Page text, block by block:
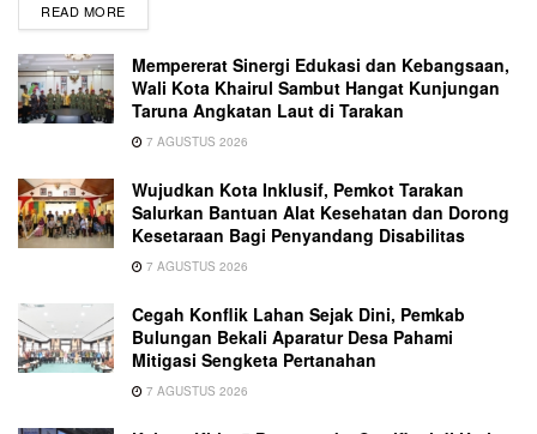
READ MORE
Mempererat Sinergi Edukasi dan Kebangsaan,
Wali Kota Khairul Sambut Hangat Kunjungan
Taruna Angkatan Laut di Tarakan
7 AGUSTUS 2026
Wujudkan Kota Inklusif, Pemkot Tarakan
Salurkan Bantuan Alat Kesehatan dan Dorong
Kesetaraan Bagi Penyandang Disabilitas
7 AGUSTUS 2026
Cegah Konflik Lahan Sejak Dini, Pemkab
Bulungan Bekali Aparatur Desa Pahami
Mitigasi Sengketa Pertanahan
7 AGUSTUS 2026